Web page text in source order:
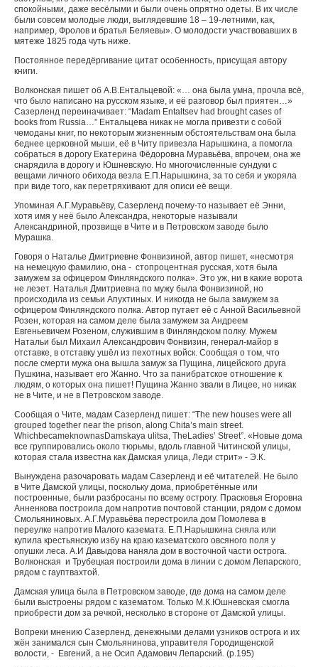
спокойными, даже весёлыми и были очень опрятно одеты. В их числе
были совсем молодые люди, выглядевшие 18 – 19-летними, как,
например, Фролов и братья Беляевы». О молодости участвовавших в
мятеже 1825 года чуть ниже.
Постоянное передёргивание цитат особенность, присущая автору
книги.
Волконская пишет об А.В.Ентальцевой: «… она была умна, прочла всё,
что было написано на русском языке, и её разговор был приятен…»
Сазерленд переиначивает: “Madam Entaltsev had brought cases of
books from Russia…” Ентальцева никак не могла привезти с собой
чемоданы книг, по некоторым жизненным обстоятельствам она была
беднее церковной мыши, её в Читу привезла Нарышкина, а помогла
собраться в дорогу Екатерина Фёдоровна Муравьёва, впрочем, она же
снарядила в дорогу и Юшневскую. Но многочисленные сундуки с
вещами личного обихода везла Е.П.Нарышкина, за то себя и укоряла
при виде того, как перетряхивают для описи её вещи.
Упоминая А.Г.Муравьёву, Сазерленд почему-то называет её Энни,
хотя имя у неё было Александра, некоторые называли
Александриной, прозвище в Чите и в Петровском заводе было
Мурашка.
Говоря о Наталье Дмитриевне Фонвизиной, автор пишет, «несмотря
на немецкую фамилию, она - стопроцентная русская, хотя была
замужем за офицером Финляндского полка». Это уж, ни в какие ворота
не лезет. Наталья Дмитриевна по мужу была Фонвизиной, но
происходила из семьи Апухтиных. И никогда не была замужем за
офицером Финляндского полка. Автор путает её с Анной Васильевной
Розен, которая на самом деле была замужем за Андреем
Евгеньевичем Розеном, служившим в Финляндском полку. Мужем
Натальи был Михаил Александрович Фонвизин, генерал-майор в
отставке, в отставку ушёл из пехотных войск. Сообщая о том, что
после смерти мужа она вышла замуж за Пущина, лицейского друга
Пушкина, называет его Жанно. Что за панибратское отношение к
людям, о которых она пишет! Пущина Жанно звали в Лицее, но никак
не в Чите, и не в Петровском заводе.
Сообщая о Чите, мадам Сазерленд пишет: “The new houses were all
grouped together near the prison, along С hita’s main street.
Whichbecame knownasDamskayа ulitsa, The Ladies’ Street”. «Новые дома
все группировались около тюрьмы, вдоль главной Читинской улицы,
которая стала известна как Дамская улица, Леди стрит» - Э.К.
Вынуждена разочаровать мадам Сазерленд и её читателей. Не было
в Чите Дамской улицы, поскольку дома, приобретённые или
построенные, были разбросаны по всему острогу. Прасковья Егоровна
Анненкова построила дом напротив почтовой станции, рядом с домом
Смольяниновых. А.Г.Муравьёва перестроила дом Помолева в
переулке напротив Малого каземата. Е.П.Нарышкина сняла или
купила крестьянскую избу на краю казематского овсяного поля у
опушки леса. А.И Давыдова наняла дом в восточной части острога.
Волконская и Трубецкая построили дома в линии с домом Лепарского,
рядом с гауптвахтой.
Дамская улица была в Петровском заводе, где дома на самом деле
были выстроены рядом с казематом. Только М.К.Юшневская смогла
приобрести дом за речкой, несколько в стороне от Дамской улицы.
Вопреки мнению Сазерленд, денежными делами узников острога и их
жён занимался сын Смольянинова, управителя Городищенской
волости, - Евгений, а не Осип Адамович Лепарский. (p.195)